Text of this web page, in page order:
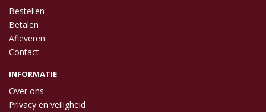
Bestellen
Betalen
Afleveren
Contact
INFORMATIE
Over ons
Privacy en veiligheid